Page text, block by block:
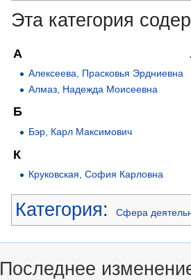
Эта категория
А
Алексеева, Прасковья Эрдниевна
Алмаз, Надежда Моисеевна
Б
Бэр, Карл Максимович
К
Круковская, София Карловна
Категория: Сфера
Последнее